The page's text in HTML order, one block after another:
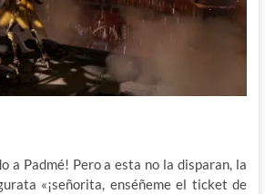
a Padmé! Pero a esta no la disparan, la
«¡señorita, enséñeme el ticket de